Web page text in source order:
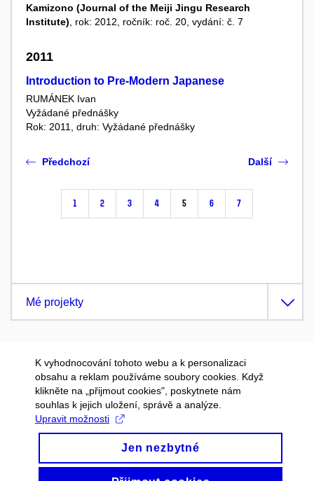
Kamizono (Journal of the Meiji Jingu Research
Institute) , rok: 2012, ročník: roč. 20, vydání: č. 7
2011
Introduction to Pre-Modern Japanese
RUMÁNEK Ivan
Vyžádané přednášky
Rok: 2011, druh: Vyžádané přednášky
Předchozí
1 2 3 4 5 6 7
Další
Mé projekty
K vyhodnocování tohoto webu a k personalizaci
obsahu a reklam používáme soubory cookies. Když
klikněte na „přijmout cookies", poskytnete nám
souhlas k jejich uložení, správě a analýze.
Upravit možnosti
Jen nezbytné